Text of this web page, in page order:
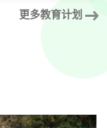
更多教育计划